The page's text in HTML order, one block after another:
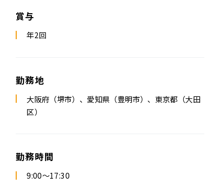
賞与
年2回
勤務地
大阪府（堺市）、愛知県（豊明市）、東京都（大田
区）
勤務時間
9:00～17:30